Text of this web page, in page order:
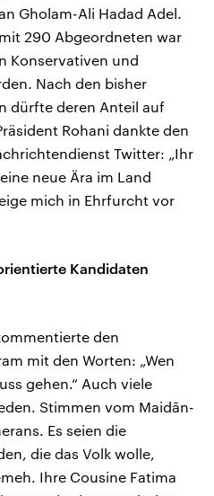
Gholam-Ali Hadad Adel.
290 Abgeordneten war
Konservativen und
Nach den bisher
dürfte deren Anteil auf
Rohani dankte den
Twitter: „Ihr
neue Ära im Land
mich in Ehrfurcht vor
Kandidaten
den
mit den Worten: „Wen
gehen.“ Auch viele
Stimmen vom Maidān-
Es seien die
die das Volk wolle,
Ihre Cousine Fatima